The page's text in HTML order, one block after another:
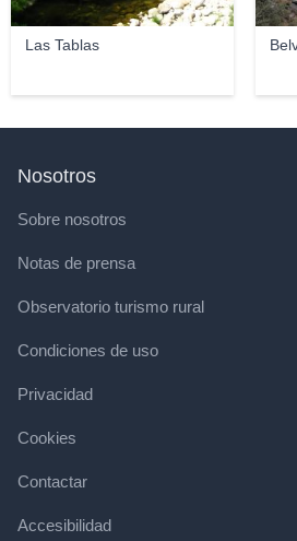
Las Tablas
Nosotros
Sobre nosotros
Notas de prensa
Observatorio turismo rural
Condiciones de uso
Privacidad
Cookies
Contactar
Accesibilidad